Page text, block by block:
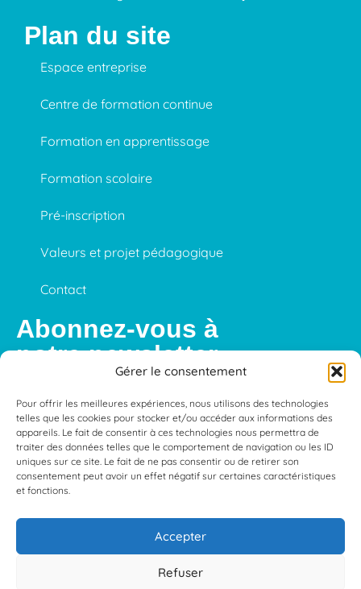
Gérer le consentement
Pour offrir les meilleures expériences, nous utilisons des technologies
telles que les cookies pour stocker et/ou accéder aux informations des
appareils. Le fait de consentir à ces technologies nous permettra de
traiter des données telles que le comportement de navigation ou les ID
uniques sur ce site. Le fait de ne pas consentir ou de retirer son
consentement peut avoir un effet négatif sur certaines caractéristiques
et fonctions.
Accepter
Refuser
Plan du site
Espace entreprise
Centre de formation continue
Formation en apprentissage
Formation scolaire
Pré-inscription
Valeurs et projet pédagogique
Contact
Abonnez-vous à
notre newsletter
S'abonner
Politique de confidentialité
Apollo Studio – Agence web Caen